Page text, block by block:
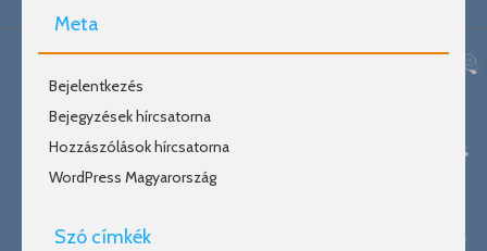
Meta
Bejelentkezés
Bejegyzések hírcsatorna
Hozzászólások hírcsatorna
WordPress Magyarország
Szó címkék